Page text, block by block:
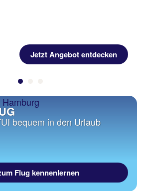
Jetzt Angebot entdecken
bequem in den Urlaub
Flug kennenlernen